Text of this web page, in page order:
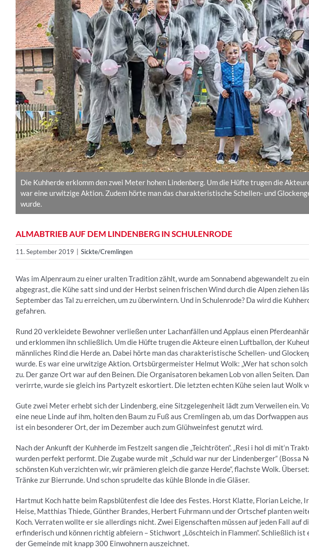
Die Kuhherde erklomm den zwei Meter hohen Lindenberg. Um die Hüfte trugen die
war eine urwitzige Aktion. Zudem hörte man das charakteristische Schellen- und
wurde.
ALMABTRIEB AUF DEM LINDENBERG IN SCHULENRODE
11. September 2019 Sickte/Cremlingen
Was im Alpenraum zu einer uralten Tradition zählt, wurde am Sonnabend abgewandelt zu
abgegrast, die Kühe satt sind und der Herbst seinen frischen Wind durch die Alpen ziehen
September das Tal zu erreichen, um zu überwintern. Und in Schulenrode? Da wird die
gefahren.
Rund 20 verkleidete Bewohner verließen unter Lachanfällen und Applaus einen
und erklommen ihn schließlich. Um die Hüfte trugen die Akteure einen Luftballon, der
männliches Rind die Herde an. Dabei hörte man das charakteristische Schellen- und
wurde. Es war eine urwitzige Aktion. Ortsbürgermeister Helmut Wolk: „Wer hat schon
zu. Der ganze Ort war auf den Beinen. Die Organisatoren bekamen Lob von allen Seiten.
verirrte, wurde sie gleich ins Partyzelt eskortiert. Die letzten echten Kühe seien laut Wolk
Gute zwei Meter erhebt sich der Lindenberg, eine Sitzgelegenheit lädt zum Verweilen ein.
eine neue Linde auf ihm, holten den Baum zu Fuß aus Cremlingen ab, um das Dorfwappen
ist ein besonderer Ort, der im Dezember auch zum Glühweinfest genutzt wird.
Nach der Ankunft der Kuhherde im Festzelt sangen die „Teichtröten“. „Resi i hol di mit‘n
wurden perfekt performt. Die Zugabe wurde mit „Schuld war nur der Lindenberger“ (Bossa
schönsten Kuh verzichten wir, wir prämieren gleich die ganze Herde“, flachste Wolk.
Tränke zur Bierrunde. Und schon sprudelte das kühle Blonde in die Gläser.
Hartmut Koch hatte beim Rapsblütenfest die Idee des Festes. Horst Klatte, Florian Leiche,
Heise, Matthias Thiede, Günther Brandes, Herbert Fuhrmann und der Ortschef planten
Koch. Verraten wollte er sie allerdings nicht. Zwei Eigenschaften müssen auf jeden Fall auf
erfinderisch und können richtig abfeiern – Stichwort „Löschteich in Flammen“. Schließlich
der Gemeinde mit knapp 300 Einwohnern auszeichnet.